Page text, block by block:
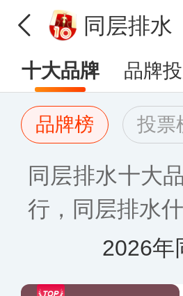
同层排水
十大品牌 品牌
品牌榜 投票
同层排水十大
行，同层排水
2026年